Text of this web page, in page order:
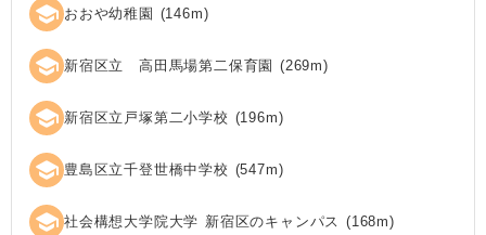
school おおや幼稚園 (146m)
school 新宿区立 高田馬場第二保育園 (269m)
school 新宿区立戸塚第二小学校 (196m)
school 豊島区立千登世橋中学校 (547m)
school 社会構想大学院大学 新宿区のキャンパス (168m)